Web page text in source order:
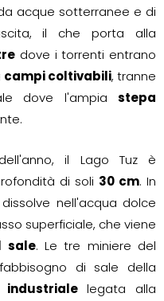
acque sotterranee e di
il che porta alla
dove i torrenti entrano
campi coltivabili, tranne
dove l'ampia stepa
il Lago Tuz è
di soli 30 cm. In
nell'acqua dolce
superficiale, che viene
sale. Le tre miniere del
di sale della
legata alla